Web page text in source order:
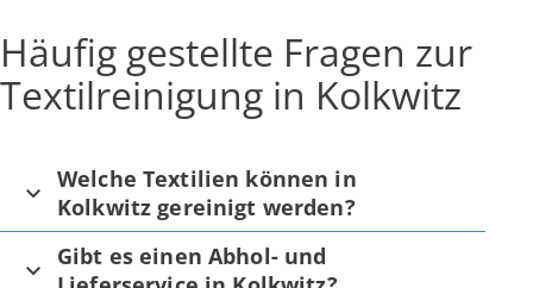
Häufig gestellte Fragen zur
Textilreinigung in Kolkwitz
Welche Textilien können in
Kolkwitz gereinigt werden?
Gibt es einen Abhol- und